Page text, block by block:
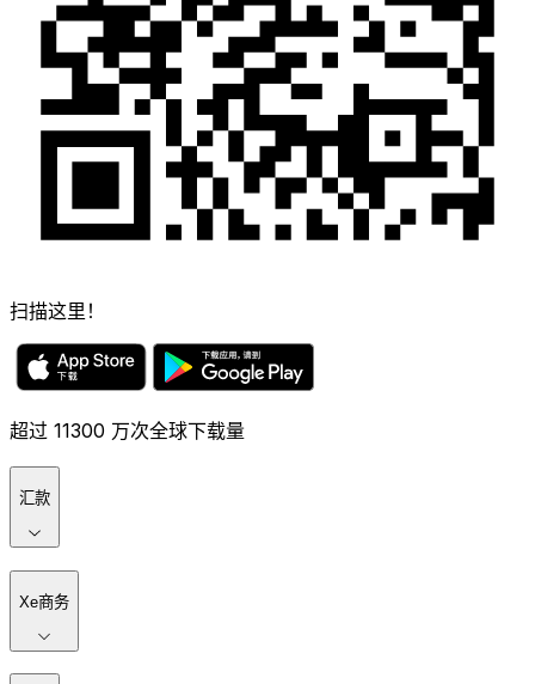
扫描这里！
超过 11300 万次全球下载量
汇款
Xe商务